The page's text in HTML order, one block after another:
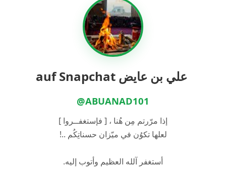
‏ علي بن عايض auf Snapchat
@ABUANAD101
إذا مرّرتم مِن هُنا ، [ فإستغفــروا ]
لعلها تكوُن في ميّزان حسناتِكُم ..!
أستغفر آلله العظيم وأتوب إليه.